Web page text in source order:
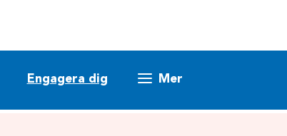
Engagera dig Mer